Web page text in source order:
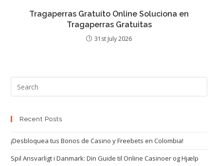
Tragaperras Gratuito Online Soluciona en
Tragaperras Gratuitas
31st July 2026
Recent Posts
¡Desbloquea tus Bonos de Casino y Freebets en Colombia!
Spil Ansvarligt i Danmark: Din Guide til Online Casinoer og Hjælp